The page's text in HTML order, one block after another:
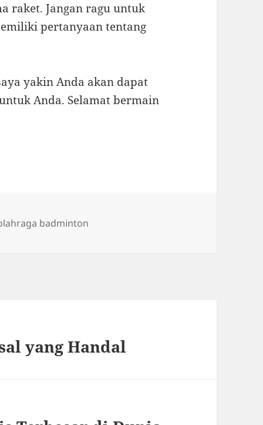
raket. Jangan ragu untuk
pertanyaan tentang
yakin Anda akan dapat
Anda. Selamat bermain
badminton
yang Handal